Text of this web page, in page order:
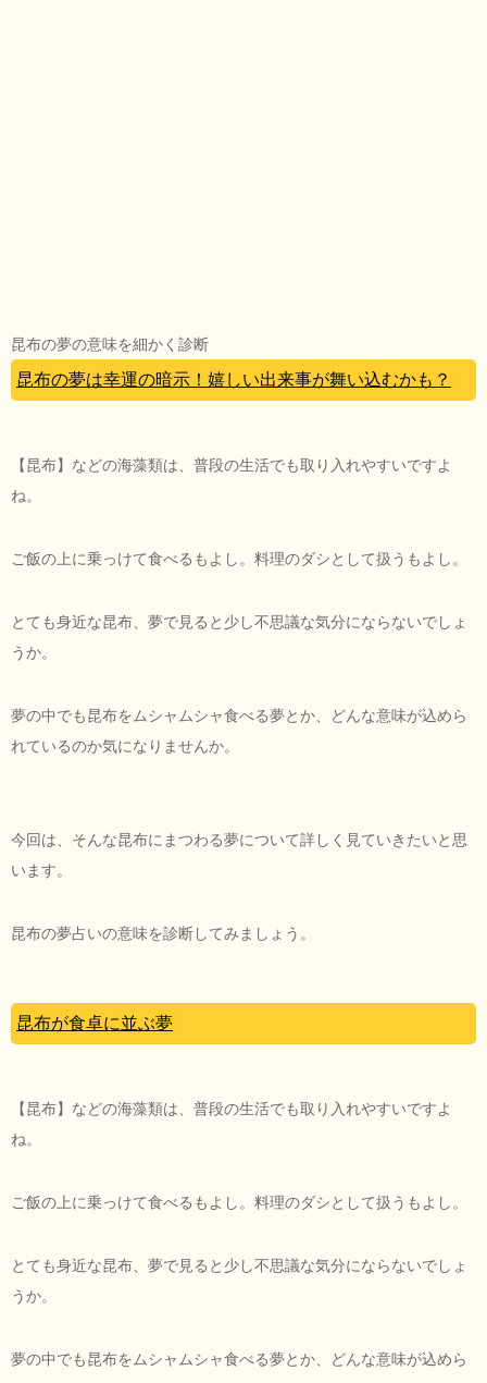
昆布の夢の意味を細かく診断
昆布の夢は幸運の暗示！嬉しい出来事が舞い込むかも？
【昆布】などの海藻類は、普段の生活でも取り入れやすいですよ
ね。
ご飯の上に乗っけて食べるもよし。料理のダシとして扱うもよし。
とても身近な昆布、夢で見ると少し不思議な気分にならないでしょ
うか。
夢の中でも昆布をムシャムシャ食べる夢とか、どんな意味が込めら
れているのか気になりませんか。
今回は、そんな昆布にまつわる夢について詳しく見ていきたいと思
います。
昆布の夢占いの意味を診断してみましょう。
昆布が食卓に並ぶ夢
【昆布】などの海藻類は、普段の生活でも取り入れやすいですよ
ね。
ご飯の上に乗っけて食べるもよし。料理のダシとして扱うもよし。
とても身近な昆布、夢で見ると少し不思議な気分にならないでしょ
うか。
夢の中でも昆布をムシャムシャ食べる夢とか、どんな意味が込めら